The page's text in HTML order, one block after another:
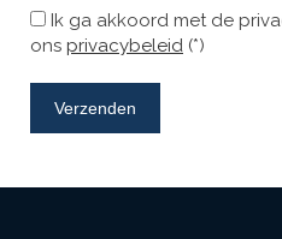
Ik ga akkoord met de
ons privacybeleid (*)